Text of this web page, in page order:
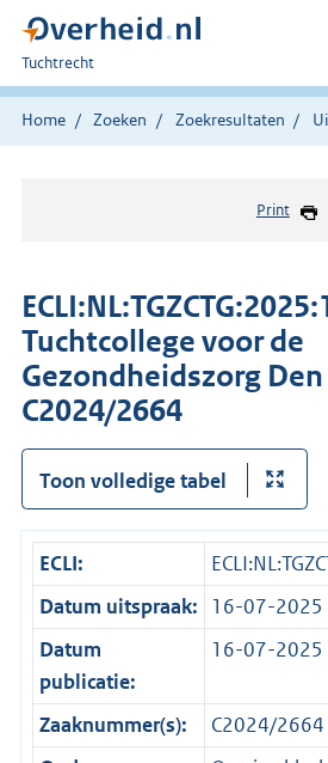
U
bent
hier:
Tuchtrecht
Home Zoeken Zoekresultaten
Print
Tuchtcollege voor de
Gezondheidszorg
C2024/2664
Toon volledige tabel
ECLI:
Datum uitspraak:
16-07-2025
Datum
publicatie:
16-07-2025
Zaaknummer(s):
C2024/2664